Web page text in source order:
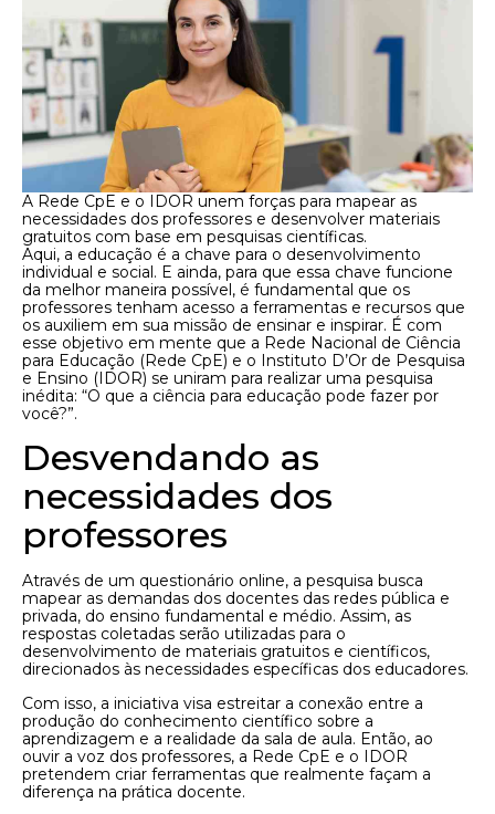
A Rede CpE e o IDOR unem forças para mapear as
necessidades dos professores e desenvolver materiais
gratuitos com base em pesquisas científicas.
Aqui, a educação é a chave para o desenvolvimento
individual e social. E ainda, para que essa chave funcione
da melhor maneira possível, é fundamental que os
professores tenham acesso a ferramentas e recursos que
os auxiliem em sua missão de ensinar e inspirar. É com
esse objetivo em mente que a Rede Nacional de Ciência
para Educação (Rede CpE) e o Instituto D’Or de Pesquisa
e Ensino (IDOR) se uniram para realizar uma pesquisa
inédita: “O que a ciência para educação pode fazer por
você?”.
Desvendando as
necessidades dos
professores
Através de um questionário online, a pesquisa busca
mapear as demandas dos docentes das redes pública e
privada, do ensino fundamental e médio. Assim, as
respostas coletadas serão utilizadas para o
desenvolvimento de materiais gratuitos e científicos,
direcionados às necessidades específicas dos educadores.
Com isso, a iniciativa visa estreitar a conexão entre a
produção do conhecimento científico sobre a
aprendizagem e a realidade da sala de aula. Então, ao
ouvir a voz dos professores, a Rede CpE e o IDOR
pretendem criar ferramentas que realmente façam a
diferença na prática docente.